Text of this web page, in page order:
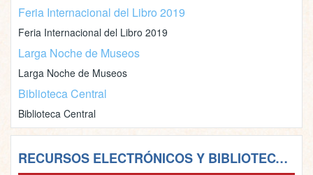
Feria Internacional del Libro 2019
Feria Internacional del Libro 2019
Larga Noche de Museos
Larga Noche de Museos
Biblioteca Central
Biblioteca Central
RECURSOS ELECTRÓNICOS Y BIBLIOTECAS VIRTUALES